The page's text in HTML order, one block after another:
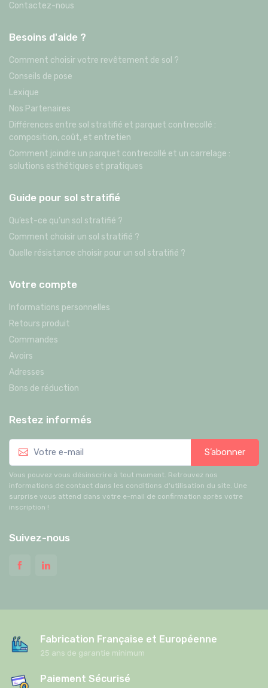
Contactez-nous
Besoins d'aide ?
Comment choisir votre revêtement de sol ?
Conseils de pose
Lexique
Nos Partenaires
Différences entre sol stratifié et parquet contrecollé :
composition, coût, et entretien
Comment joindre un parquet contrecollé et un carrelage :
solutions esthétiques et pratiques
Guide pour sol stratifié
Qu’est-ce qu’un sol stratifié ?
Comment choisir un sol stratifié ?
Quelle résistance choisir pour un sol stratifié ?
Votre compte
Informations personnelles
Retours produit
Commandes
Avoirs
Adresses
Bons de réduction
Restez informés
S’abonner
Vous pouvez vous désinscrire à tout moment. Retrouvez nos
informations de contact dans les conditions d'utilisation du site. Une
surprise vous attend dans votre e-mail de confirmation après votre
inscription !
Suivez-nous
Fabrication Française et Européenne
25 ans de garantie minimum
Paiement Sécurisé